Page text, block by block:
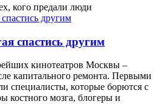
кого предали люди
спастись другим
кинотеатров Москвы –
капитального ремонта. Первыми
специалисты, которые борются с
костного мозга, блогеры и